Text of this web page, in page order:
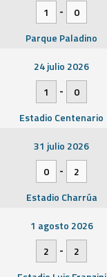
1
-
0
Parque Paladino
24 julio 2026
1
-
0
Estadio Centenario
31 julio 2026
0
-
2
Estadio Charrúa
1 agosto 2026
2
-
2